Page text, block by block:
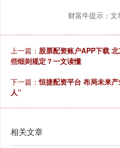
财富牛提示：文
上一篇： 股票配资账户APP下载
些细则规定？一文读懂
下一篇：恒捷配资平台 布局未来
人”
相关文章